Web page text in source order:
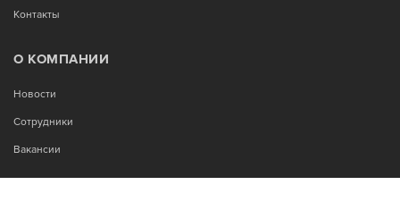
Контакты
О КОМПАНИИ
Новости
Сотрудники
Вакансии